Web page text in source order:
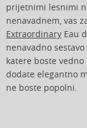
prijetnimi lesnimi
nenavadnem, vas
Extraordinary Eau
nenavadno
katere boste
dodate elegantno
ne boste popolni.